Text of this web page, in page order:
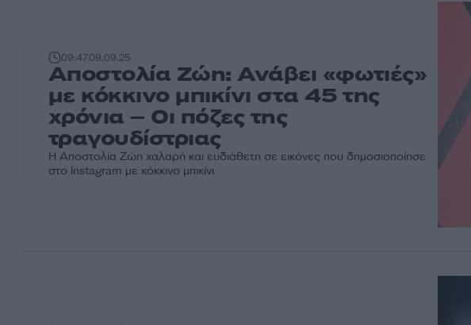
09:4709.09.25
Αποστολία Ζώη: Ανάβει «φωτιές»
με κόκκινο μπικίνι στα 45 της
χρόνια – Οι πόζες της
τραγουδίστριας
Η Αποστολία Ζώη χαλαρή και ευδιάθετη σε εικόνες που δημοσιοποίησε
στο Instagram με κόκκινο μπικίνι